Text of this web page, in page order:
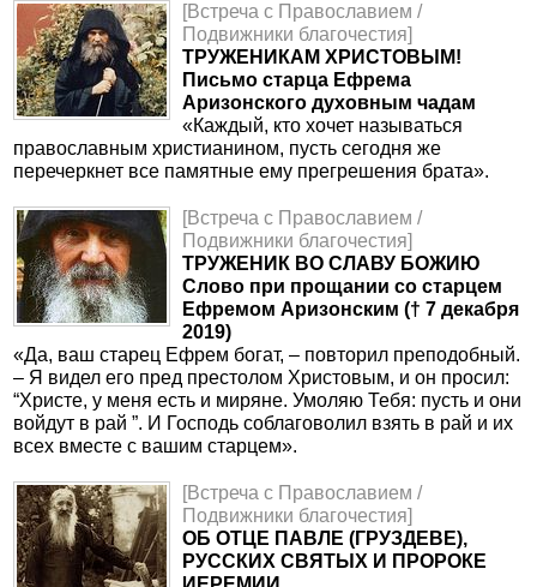
[Встреча с Православием /
Подвижники благочестия]
ТРУЖЕНИКАМ ХРИСТОВЫМ!
Письмо старца Ефрема
Аризонского духовным чадам
«Каждый, кто хочет называться
православным христианином, пусть сегодня же
перечеркнет все памятные ему прегрешения брата».
[Встреча с Православием /
Подвижники благочестия]
ТРУЖЕНИК ВО СЛАВУ БОЖИЮ
Слово при прощании со старцем
Ефремом Аризонским († 7 декабря
2019)
«Да, ваш старец Ефрем богат, – повторил преподобный.
– Я видел его пред престолом Христовым, и он просил:
“Христе, у меня есть и миряне. Умоляю Тебя: пусть и они
войдут в рай ”. И Господь соблаговолил взять в рай и их
всех вместе с вашим старцем».
[Встреча с Православием /
Подвижники благочестия]
ОБ ОТЦЕ ПАВЛЕ (ГРУЗДЕВЕ),
РУССКИХ СВЯТЫХ И ПРОРОКЕ